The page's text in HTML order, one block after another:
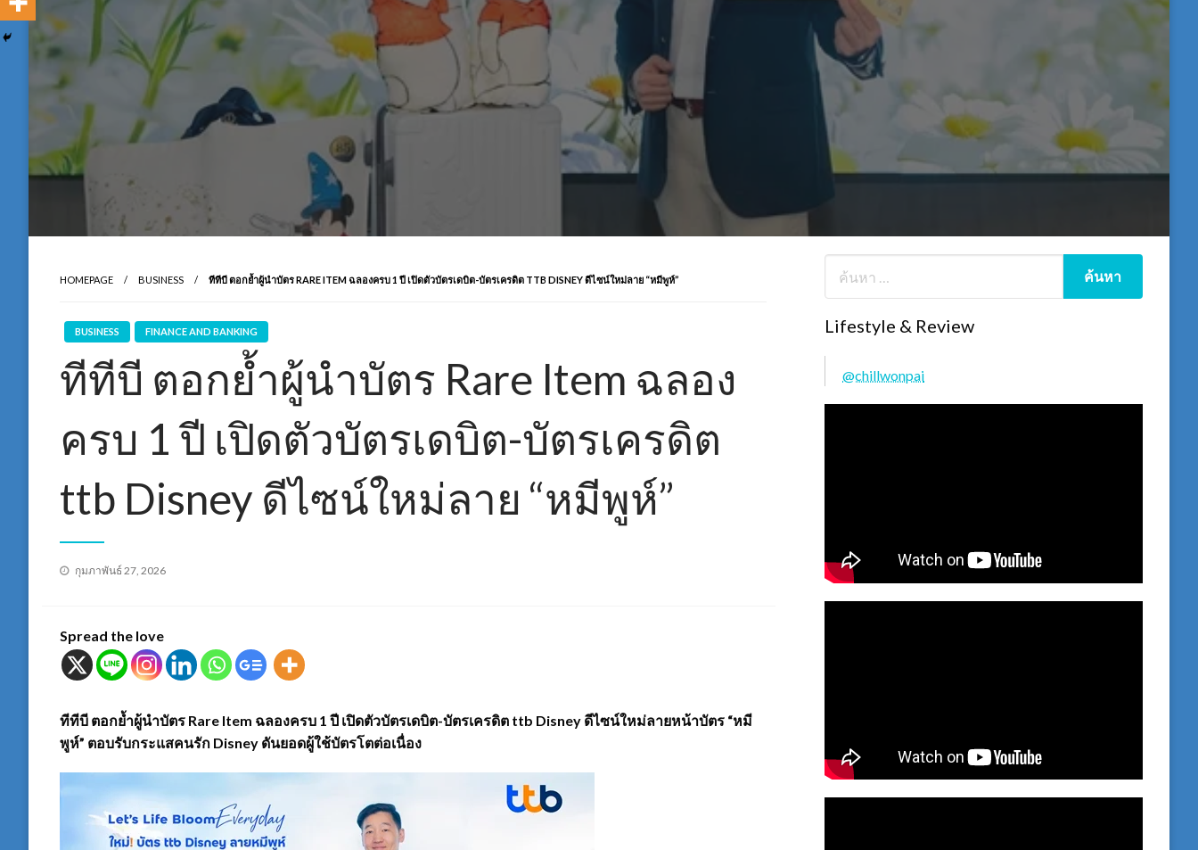
HOMEPAGE BUSINESS ทีทีบี ตอกย้ำผู้นำบัตร RARE ITEM ฉลองครบ 1 ปี เปิดตัวบัตรเดบิต-บัตรเครดิต TTB DISNEY ดีไซน์ใหม่ลาย “หมีพูห์”
BUSINESS FINANCE AND BANKING
ทีทีบี ตอกย้ำผู้นำบัตร Rare Item ฉลอง
ครบ 1 ปี เปิดตัวบัตรเดบิต-บัตรเครดิต
ttb Disney ดีไซน์ใหม่ลาย “หมีพูห์”
Posted
กุมภาพันธ์ 27, 2026
Spread the love
ทีทีบี ตอกย้ำผู้นำบัตร Rare Item ฉลองครบ 1 ปี เปิดตัวบัตรเดบิต-บัตรเครดิต ttb Disney ดีไซน์ใหม่ลายหน้าบัตร “หมี
พูห์” ตอบรับกระแสคนรัก Disney ดันยอดผู้ใช้บัตรโตต่อเนื่อง
Lifestyle & Review
@chillwonpai